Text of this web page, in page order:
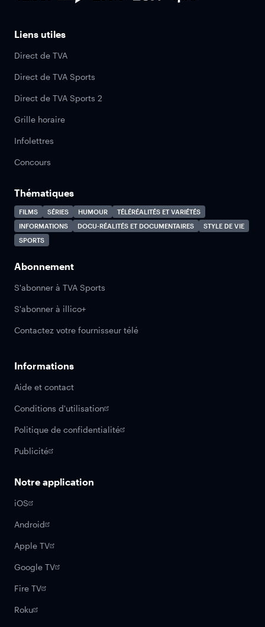
Liens utiles
Direct de TVA
Direct de TVA Sports
Direct de TVA Sports 2
Grille horaire
Infolettres
Concours
Thématiques
FILMS SÉRIES HUMOUR
TÉLÉRÉALITÉS ET VARIÉTÉS
INFORMATIONS
DOCU-RÉALITÉS ET DOCUMENTAIRES
STYLE DE VIE
SPORTS
Abonnement
S'abonner à TVA Sports
S'abonner à illico+
Contactez votre fournisseur télé
Informations
Aide et contact
Conditions d'utilisation
Politique de confidentialité
Publicité
Notre application
iOS
Android
Apple TV
Google TV
Fire TV
Roku